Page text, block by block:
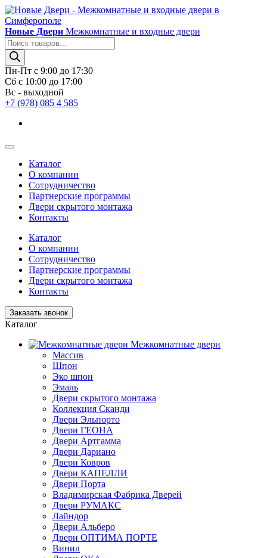
Новые Двери Межкомнатные и входные двери
Поиск
товаров
Пн-Пт с 9:00 до 17:30
Сб с 10:00 до 17:00
Вс - выходной
+7 (978) 085 4 585
Каталог
О компании
Сотрудничество
Партнерские программы
Двери скрытого монтажа
Контакты
Каталог
О компании
Сотрудничество
Партнерские программы
Двери скрытого монтажа
Контакты
Заказать звонок
Каталог
Межкомнатные двери
Массив
Шпон
Эко шпон
Эмаль
Двери скрытого монтажа
Коллекция Сканди
Двери Эльпорто
Двери ГЕОНА
Двери Артгамма
Двери Дариано
Двери Ковров
Двери КАПЕЛЛИ
Двери Порта
Владимирская Фабрика Дверей
Двери РУМАКС
Лайндор
Двери Альберо
Двери ОПТИМА ПОРТЕ
Винил